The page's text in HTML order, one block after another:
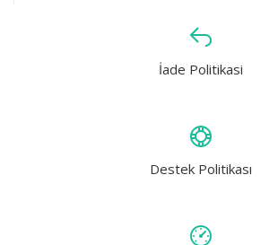
İade Politikasi
Destek Politikası